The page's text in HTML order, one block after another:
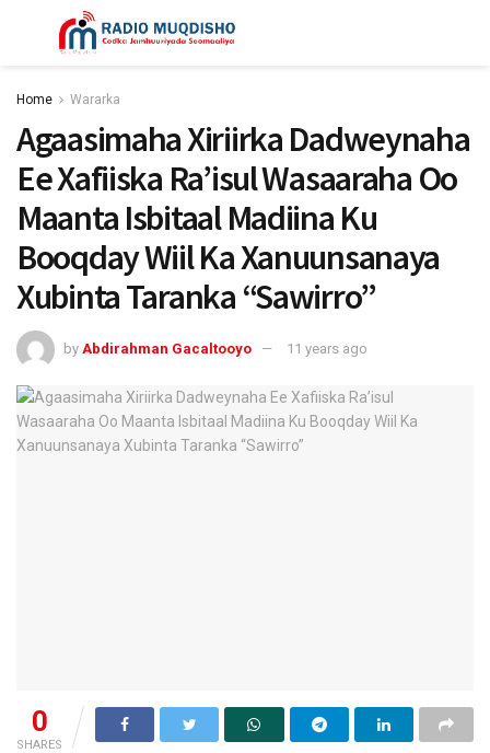
Home Wararka
Agaasimaha Xiriirka Dadweynaha
Ee Xafiiska Ra’isul Wasaaraha Oo
Maanta Isbitaal Madiina Ku
Booqday Wiil Ka Xanuunsanaya
Xubinta Taranka “Sawirro”
by Abdirahman Gacaltooyo 11 years ago
0
SHARES